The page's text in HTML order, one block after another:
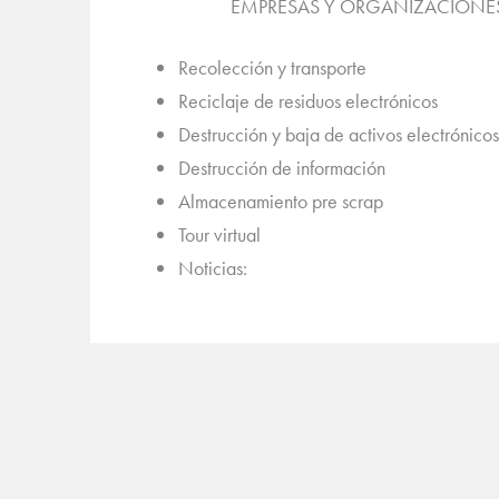
EMPRESAS Y
Recolección y transporte
Reciclaje de residuos electrónicos
Destrucción y baja de activos electrónicos
Destrucción de información
Almacenamiento pre scrap
Tour virtual
Noticias: